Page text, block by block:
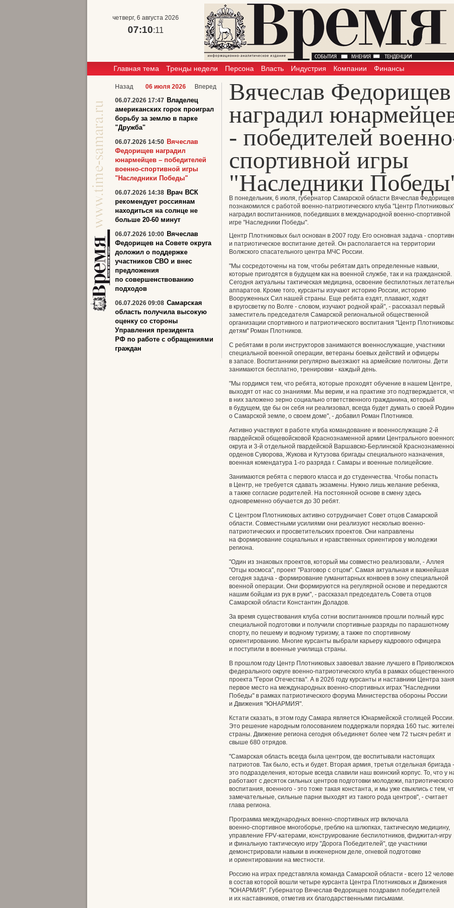
четверг, 6 августа 2026
07:10:12
Главная тема Тренды недели Персона Власть Индустрия Компании Финансы
Вячеслав Федорищев
наградил
- победителей
спортивной игры
"Наследники
В понедельник, 6 июля, губернатор Самарской области Вячеслав Федорищев
познакомился с работой военно-патриотического клуба "Центр
наградил воспитанников, победивших в международной военно-спортивной
игре "Наследники Победы".
Центр Плотниковых был основан в 2007 году. Его основная задача -
и патриотическое воспитание детей. Он располагается на территории
Волжского спасательного центра МЧС России.
"Мы сосредоточены на том, чтобы ребятам дать определенные навыки,
которые пригодятся в будущем как на военной службе, так и на гражданской.
Сегодня актуальны тактическая медицина, освоение беспилотных
аппаратов. Кроме того, курсанты изучают историю России, историю
Вооруженных Сил нашей страны. Еще ребята ездят, плавают, ходят
в кругосветку по Волге - словом, изучают родной край", - рассказал первый
заместитель председателя Самарской региональной общественной
организации спортивного и патриотического воспитания "Центр
детям" Роман Плотников.
С ребятами в роли инструкторов занимаются военнослужащие, участники
специальной военной операции, ветераны боевых действий и офицеры
в запасе. Воспитанники регулярно выезжают на армейские полигоны. Дети
занимаются бесплатно, тренировки - каждый день.
"Мы гордимся тем, что ребята, которые проходят обучение в нашем Центре,
выходят от нас со знаниями. Мы верим, и на практике это подтверждается,
в них заложено зерно социально ответственного гражданина, который
в будущем, где бы он себя ни реализовал, всегда будет думать о своей
о Самарской земле, о своем доме", - добавил Роман Плотников.
Активно участвуют в работе клуба командование и военнослужащие 2-й
гвардейской общевойсковой Краснознаменной армии Центрального
округа и 3-й отдельной гвардейской Варшавско-Берлинской
орденов Суворова, Жукова и Кутузова бригады специального назначения,
военная комендатура 1-го разряда г. Самары и военные полицейские.
Занимаются ребята с первого класса и до студенчества. Чтобы попасть
в Центр, не требуется сдавать экзамены. Нужно лишь желание ребенка,
а также согласие родителей. На постоянной основе в смену здесь
одновременно обучается до 30 ребят.
С Центром Плотниковых активно сотрудничает Совет отцов Самарской
области. Совместными усилиями они реализуют несколько военно-
патриотических и просветительских проектов. Они направлены
на формирование социальных и нравственных ориентиров у молодежи
региона.
"Один из знаковых проектов, который мы совместно реализовали, - Аллея
"Отцы космоса", проект "Разговор с отцом". Самая актуальная и важнейшая
сегодня задача - формирование гуманитарных конвоев в зону специальной
военной операции. Они формируются на регулярной основе и передаются
нашим бойцам из рук в руки", - рассказал председатель Совета отцов
Самарской области Константин Доладов.
За время существования клуба сотни воспитанников прошли полный курс
специальной подготовки и получили спортивные разряды по парашютному
спорту, по пешему и водному туризму, а также по спортивному
ориентированию. Многие курсанты выбрали карьеру кадрового офицера
и поступили в военные училища страны.
В прошлом году Центр Плотниковых завоевал звание лучшего в
федерального округе военно-патриотического клуба в рамках общественного
проекта "Герои Отечества". А в 2026 году курсанты и наставники Центра
первое место на международных военно-спортивных играх "Наследники
Победы" в рамках патриотического форума Министерства обороны России
и Движения "ЮНАРМИЯ".
Кстати сказать, в этом году Самара является Юнармейской столицей России.
Это решение народным голосованием поддержали порядка 160 тыс.
страны. Движение региона сегодня объединяет более чем 72 тысяч ребят и
свыше 680 отрядов.
"Самарская область всегда была центром, где воспитывали настоящих
патриотов. Так было, есть и будет. Вторая армия, третья отдельная бригада -
это подразделения, которые всегда славили наш воинский корпус. То, что у
работают с десяток сильных центров подготовки молодежи, патриотического
воспитания, военного - это тоже такая константа, и мы уже свыклись с тем,
замечательные, сильные парни выходят из такого рода центров", - считает
глава региона.
Программа международных военно-спортивных игр включала
военно‑спортивное многоборье, греблю на шлюпках, тактическую медицину,
управление FPV‑катерами, конструирование беспилотников, фиджитал‑игру
и финальную тактическую игру "Дорога Победителей", где участники
демонстрировали навыки в инженерном деле, огневой подготовке
и ориентировании на местности.
Россию на играх представляла команда Самарской области - всего 12
в состав которой вошли четыре курсанта Центра Плотниковых и Движения
"ЮНАРМИЯ". Губернатор Вячеслав Федорищев поздравил победителей
и их наставников, отметив их благодарственными письмами.
Назад 06 июля 2026
Вперед
06.07.2026 17:47 Владелец
американских горок проиграл
борьбу за землю в парке
"Дружба"
06.07.2026 14:50 Вячеслав
Федорищев наградил
юнармейцев – победителей
военно-спортивной игры
"Наследники Победы"
06.07.2026 14:38 Врач ВСК
рекомендует россиянам
находиться на солнце не
больше 20-60 минут
06.07.2026 10:00 Вячеслав
Федорищев на Совете округа
доложил о поддержке
участников СВО и внес
предложения
по совершенствованию
подходов
06.07.2026 09:08 Самарская
область получила высокую
оценку со стороны
Управления президента
РФ по работе с обращениями
граждан